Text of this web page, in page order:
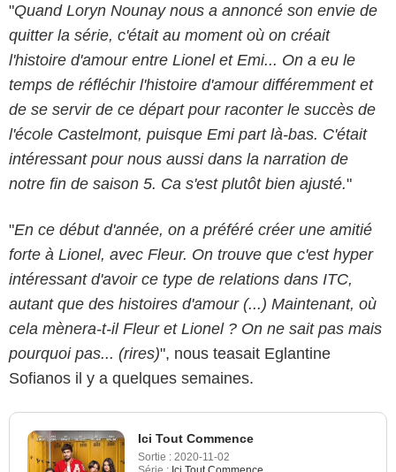
"Quand Loryn Nounay nous a annoncé son envie de
quitter la série, c'était au moment où on créait
l'histoire d'amour entre Lionel et Emi... On a eu le
temps de réfléchir l'histoire d'amour différemment et
de se servir de ce départ pour raconter le succès de
l'école Castelmont, puisque Emi part là-bas. C'était
intéressant pour nous aussi dans la narration de
notre fin de saison 5. Ca s'est plutôt bien ajusté."
"En ce début d'année, on a préféré créer une amitié
forte à Lionel, avec Fleur. On trouve que c'est hyper
intéressant d'avoir ce type de relations dans ITC,
autant que des histoires d'amour (...) Maintenant, où
cela mènera-t-il Fleur et Lionel ? On ne sait pas mais
pourquoi pas... (rires)", nous teasait Eglantine
Sofianos il y a quelques semaines.
Ici Tout Commence
Sortie : 2020-11-02